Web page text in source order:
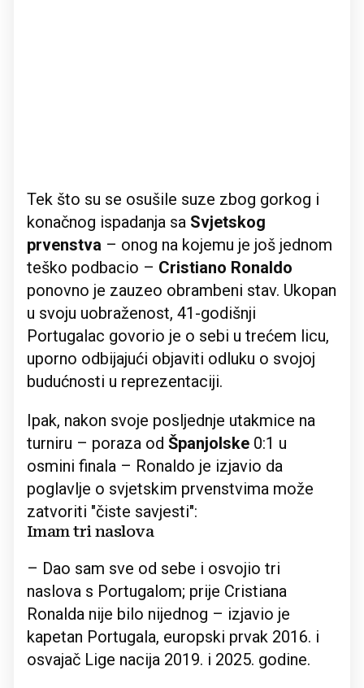
Tek što su se osušile suze zbog gorkog i
konačnog ispadanja sa Svjetskog
prvenstva – onog na kojemu je još jednom
teško podbacio – Cristiano Ronaldo
ponovno je zauzeo obrambeni stav. Ukopan
u svoju uobraženost, 41-godišnji
Portugalac govorio je o sebi u trećem licu,
uporno odbijajući objaviti odluku o svojoj
budućnosti u reprezentaciji.
Ipak, nakon svoje posljednje utakmice na
turniru – poraza od Španjolske 0:1 u
osmini finala – Ronaldo je izjavio da
poglavlje o svjetskim prvenstvima može
zatvoriti "čiste savjesti":
Imam tri naslova
– Dao sam sve od sebe i osvojio tri
naslova s ​​Portugalom; prije Cristiana
Ronalda nije bilo nijednog – izjavio je
kapetan Portugala, europski prvak 2016. i
osvajač Lige nacija 2019. i 2025. godine.